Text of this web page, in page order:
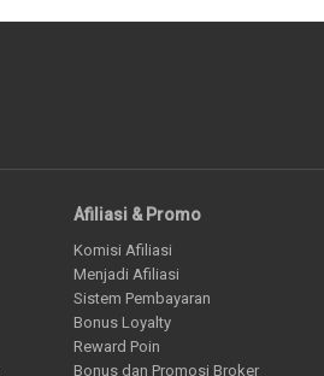
Afiliasi & Promo
Komisi Afiliasi
Menjadi Afiliasi
Sistem Pembayaran
Bonus Loyalty
Reward Poin
Bonus dan Promosi Broker